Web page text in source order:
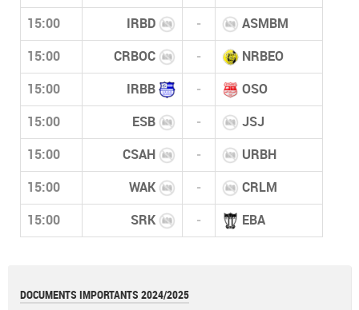
15:00 IRBD - ASMBM
15:00 CRBOC - NRBEO
15:00 IRBB - OSO
15:00 ESB - JSJ
15:00 CSAH - URBH
15:00 WAK - CRLM
15:00 SRK - EBA
DOCUMENTS IMPORTANTS 2024/2025